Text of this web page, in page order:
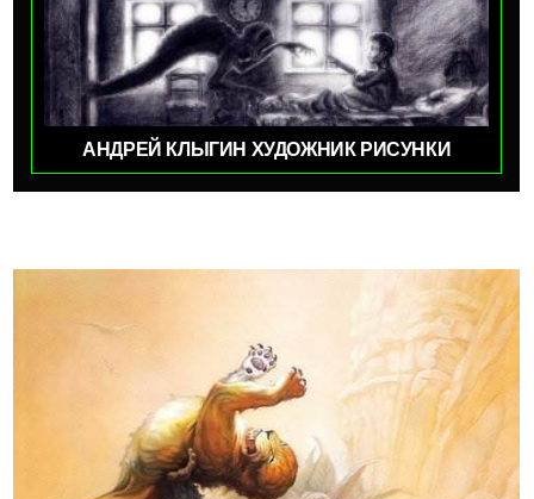
АНДРЕЙ КЛЫГИН ХУДОЖНИК РИСУНКИ